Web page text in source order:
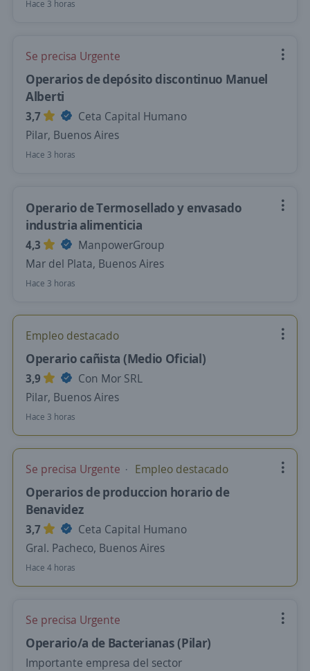
Hace 3 horas
Se precisa Urgente
Operarios de depósito discontinuo Manuel
Alberti
3,7
Ceta Capital Humano
Pilar, Buenos Aires
Hace 3 horas
Operario de Termosellado y envasado
industria alimenticia
4,3
ManpowerGroup
Mar del Plata, Buenos Aires
Hace 3 horas
Empleo destacado
Operario cañista (Medio Oficial)
3,9
Con Mor SRL
Pilar, Buenos Aires
Hace 3 horas
Se precisa Urgente Empleo destacado
Operarios de produccion horario de
Benavidez
3,7
Ceta Capital Humano
Gral. Pacheco, Buenos Aires
Hace 4 horas
Se precisa Urgente
Operario/a de Bacterianas (Pilar)
Importante empresa del sector